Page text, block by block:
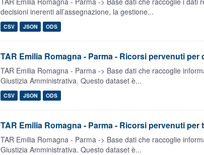
decisioni inerenti all’assegnazione, la gestione...
CSV JSON ODS
TAR Emilia Romagna - Parma - Ricorsi pervenuti
TAR Emilia Romagna - Parma -> Base dati che raccoglie
Giustizia Amministrativa. Questo dataset è...
CSV JSON ODS
TAR Emilia Romagna - Parma - Ricorsi pervenuti per
TAR Emilia Romagna - Parma -> Base dati che raccoglie
Giustizia Amministrativa. Questo dataset è...